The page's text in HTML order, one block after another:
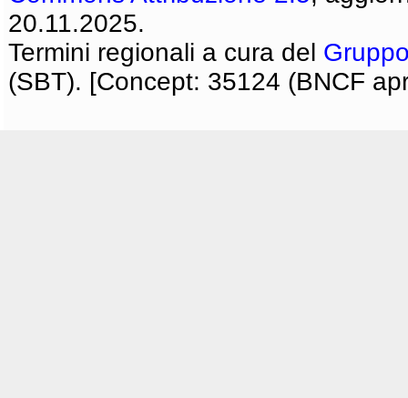
20.11.2025.
Termini regionali a cura del
(SBT). [Concept: 35124 (BNCF